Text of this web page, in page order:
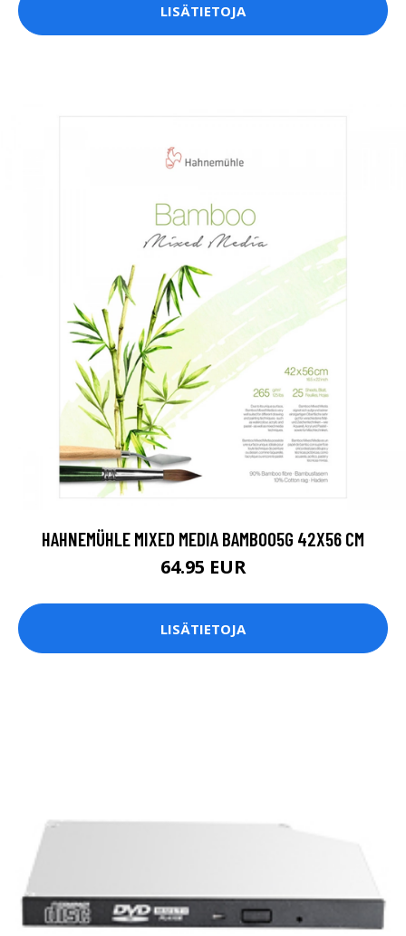
LISÄTIETOJA
HAHNEMÜHLE MIXED MEDIA BAMBOO5G 42X56 CM
64.95 EUR
LISÄTIETOJA